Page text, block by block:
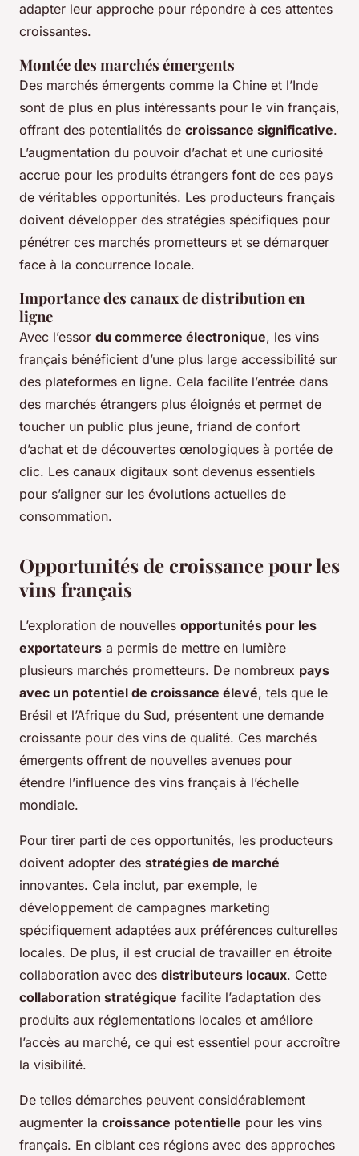
adapter leur approche pour répondre à ces attentes
croissantes.
Montée des marchés émergents
Des marchés émergents comme la Chine et l’Inde
sont de plus en plus intéressants pour le vin français,
offrant des potentialités de croissance significative.
L’augmentation du pouvoir d’achat et une curiosité
accrue pour les produits étrangers font de ces pays
de véritables opportunités. Les producteurs français
doivent développer des stratégies spécifiques pour
pénétrer ces marchés prometteurs et se démarquer
face à la concurrence locale.
Importance des canaux de distribution en
ligne
Avec l’essor du commerce électronique, les vins
français bénéficient d’une plus large accessibilité sur
des plateformes en ligne. Cela facilite l’entrée dans
des marchés étrangers plus éloignés et permet de
toucher un public plus jeune, friand de confort
d’achat et de découvertes œnologiques à portée de
clic. Les canaux digitaux sont devenus essentiels
pour s’aligner sur les évolutions actuelles de
consommation.
Opportunités de croissance pour les
vins français
L’exploration de nouvelles opportunités pour les
exportateurs a permis de mettre en lumière
plusieurs marchés prometteurs. De nombreux pays
avec un potentiel de croissance élevé, tels que le
Brésil et l’Afrique du Sud, présentent une demande
croissante pour des vins de qualité. Ces marchés
émergents offrent de nouvelles avenues pour
étendre l’influence des vins français à l’échelle
mondiale.
Pour tirer parti de ces opportunités, les producteurs
doivent adopter des stratégies de marché
innovantes. Cela inclut, par exemple, le
développement de campagnes marketing
spécifiquement adaptées aux préférences culturelles
locales. De plus, il est crucial de travailler en étroite
collaboration avec des distributeurs locaux. Cette
collaboration stratégique facilite l’adaptation des
produits aux réglementations locales et améliore
l’accès au marché, ce qui est essentiel pour accroître
la visibilité.
De telles démarches peuvent considérablement
augmenter la croissance potentielle pour les vins
français. En ciblant ces régions avec des approches